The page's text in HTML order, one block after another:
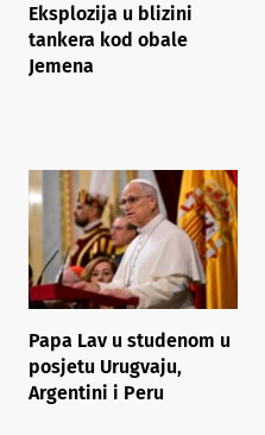
Eksplozija u blizini
tankera kod obale
Jemena
Papa Lav u studenom u
posjetu Urugvaju,
Argentini i Peru